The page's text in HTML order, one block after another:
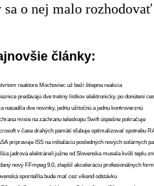
sa o nej malo
články:
reaktore Mochoviec už beží štiepna reakcia
predávajú dve tretiny lístkov elektronicky, po donútení
nasadila dve novinky, jednu užitočnú a jednu kontroverznú
misie na záchranu teleskopu Swift úspešne pokračuje
v čase drahých pamätí sľubuje optimalizovať spotrebu
pripravuje ISS na inštaláciu posledných nových solárnych
jadrová elektráreň južne od Slovenska musela kvôli teplu
nový FFmpeg 9.0, zlepšil akceleráciu profesionálnych
sporiteľňa bude mať cez víkend odstávku